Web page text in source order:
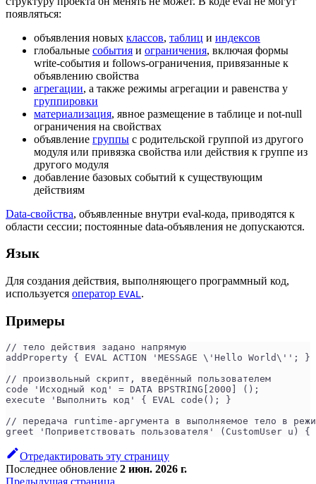
появляться:
объявления новых классов, таблиц и индексов
глобальные события и ограничения, включая формы
write-события и follows-ограничения, привязанные к
объявлению свойства
агрегации, а также режимы агрегации и равенства у
группировки
материализация, явное размещение в таблице и not-null
ограничения на свойствах
объявление группы с родительской группой из другого
модуля или привязка свойства или действия к группе из
другого модуля
добавление базовых событий к существующим
действиям
Data-свойства, объявленные внутри eval-кода, приводятся к
области сессии; постоянные data-объявления не допускаются.
Язык
Для создания действия, выполняющего программный код,
используется оператор EVAL.
Примеры
// тело действия задано напрямую
addProperty { EVAL ACTION 'MESSAGE \'Hello World\''; }
// произвольный скрипт, введённый пользователем
code 'Исходный код' = DATA BPSTRING[2000] ();
execute 'Выполнить код' { EVAL code(); }
// передача runtime-аргумента в выполняемое тело в
greet 'Поприветствовать пользователя' (CustomUser u)
Отредактировать эту страницу
Последнее обновление 2 июн. 2026 г.